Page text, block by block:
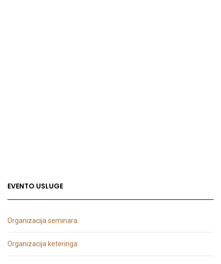
EVENTO USLUGE
Organizacija seminara
Organizacija keteringa